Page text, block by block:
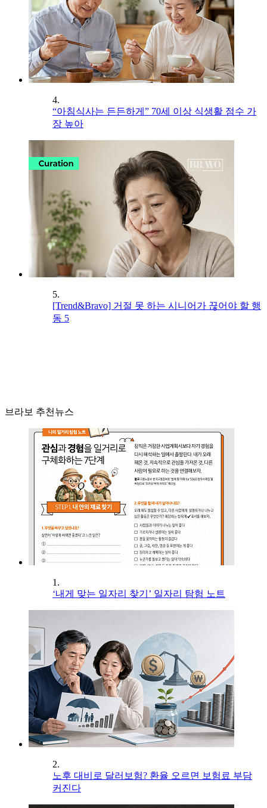
4.
“아침식사는 든든하게” 70세 이상 식생활 점수 가
장 높아
5.
[Trend&Bravo] 거절 못 하는 시니어가 끊어야 할 행
동 5
브라보 추천뉴스
1.
‘내게 맞는 일자리 찾기’ 일자리 탐험 노트
2.
노후 대비로 달러보험? 환율 오르면 보험료 부담
커진다